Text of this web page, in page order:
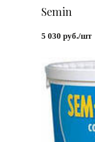
Semin
5 030 руб./шт